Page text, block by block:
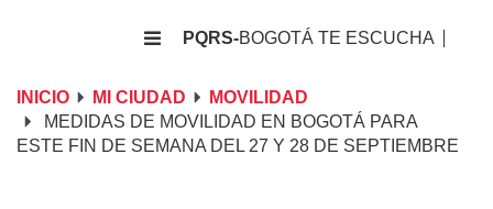
PQRS-BOGOTÁ TE ESCUCHA
INICIO MI CIUDAD
MOVILIDAD
MEDIDAS DE MOVILIDAD EN BOGOTÁ PARA
ESTE FIN DE SEMANA DEL 27 Y 28 DE SEPTIEMBRE